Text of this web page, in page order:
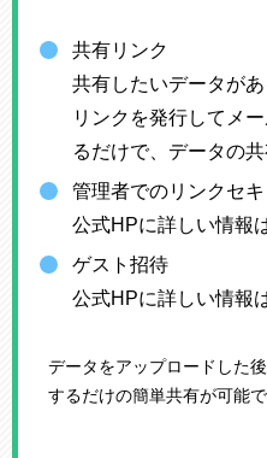
共有リンク
共有したいデータが
リンクを発行してメ
るだけで、データの
管理者でのリンクセ
公式HPに詳しい情報
ゲスト招待
公式HPに詳しい情報
データをアップロードした
するだけの簡単共有が可能で